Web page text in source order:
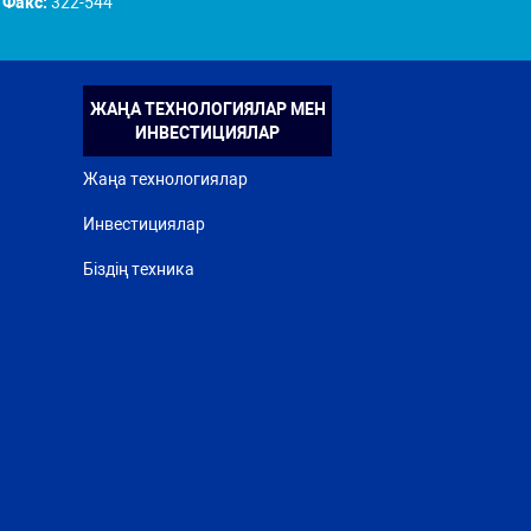
ЖАҢА ТЕХНОЛОГИЯЛАР МЕН
ИНВЕСТИЦИЯЛАР
Жаңа технологиялар
Инвестициялар
Біздің техника